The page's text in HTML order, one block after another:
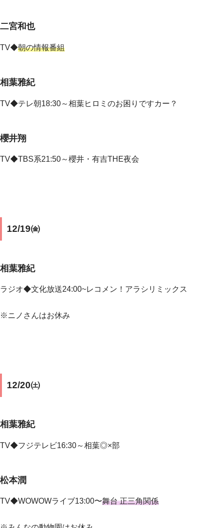
二宮和也
TV◆朝の情報番組
相葉雅紀
TV◆テレ朝18:30～相葉ヒロミのお困りですカー？
櫻井翔
TV◆TBS系21:50～櫻井・有吉THE夜会
12/19㈮
相葉雅紀
ラジオ◆文化放送24:00~レコメン！アラシリミックス
※ニノさんはお休み
12/20㈯
相葉雅紀
TV◆フジテレビ16:30～相葉◎×部
松本潤
TV◆WOWOWライブ13:00〜舞台 正三角関係